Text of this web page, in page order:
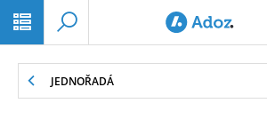
JEDNOŘADÁ